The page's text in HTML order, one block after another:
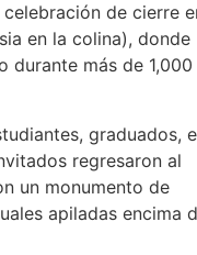
de cierre
en la colina), donde
durante más de 1,000
graduados,
regresaron al
un monumento de
apiladas encima